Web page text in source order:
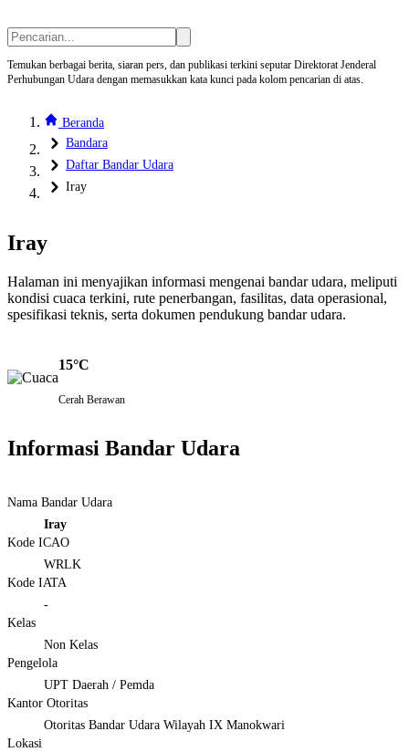
Temukan berbagai berita, siaran pers, dan publikasi terkini seputar Direktorat Jenderal
Perhubungan Udara dengan memasukkan kata kunci pada kolom pencarian di atas.
Beranda
Bandara
Daftar Bandar Udara
Iray
Iray
Halaman ini menyajikan informasi mengenai bandar udara, meliputi
kondisi cuaca terkini, rute penerbangan, fasilitas, data operasional,
spesifikasi teknis, serta dokumen pendukung bandar udara.
15°C
Cerah Berawan
Informasi Bandar Udara
Nama Bandar Udara
Iray
Kode ICAO
WRLK
Kode IATA
-
Kelas
Non Kelas
Pengelola
UPT Daerah / Pemda
Kantor Otoritas
Otoritas Bandar Udara Wilayah IX Manokwari
Lokasi